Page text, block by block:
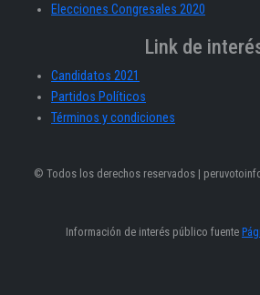
Elecciones Congresales 2020
Link de
Candidatos 2021
Partidos Políticos
Términos y condiciones
© Todos los derechos reservados |
Información de interés público fuente